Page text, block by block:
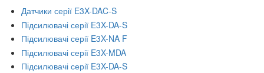
Датчики серії E3X-DAC-S
Підсилювачі серії E3X-DA-S
Підсилювачі серії E3X-NA F
Підсилювачі серії E3X-MDA
Підсилювачі серії E3X-DA-S